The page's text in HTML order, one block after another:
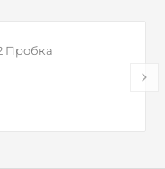
Пробка